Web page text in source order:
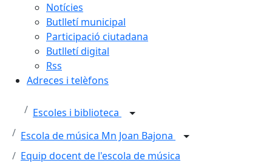
Notícies
Butlletí municipal
Participació ciutadana
Butlletí digital
Rss
Adreces i telèfons
Escoles i biblioteca
Escola de música Mn Joan Bajona
Equip docent de l'escola de música